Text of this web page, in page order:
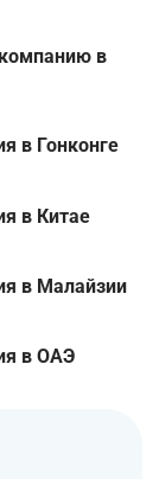
в
в Гонконге
в Китае
в Малайзии
в ОАЭ